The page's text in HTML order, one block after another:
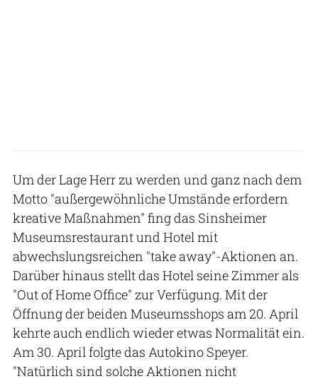
Um der Lage Herr zu werden und ganz nach dem
Motto "außergewöhnliche Umstände erfordern
kreative Maßnahmen" fing das Sinsheimer
Museumsrestaurant und Hotel mit
abwechslungsreichen "take away"-Aktionen an.
Darüber hinaus stellt das Hotel seine Zimmer als
"Out of Home Office" zur Verfügung. Mit der
Öffnung der beiden Museumsshops am 20. April
kehrte auch endlich wieder etwas Normalität ein.
Am 30. April folgte das Autokino Speyer.
"Natürlich sind solche Aktionen nicht